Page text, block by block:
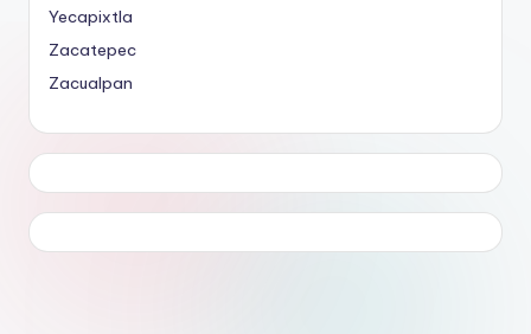
Yecapixtla
Zacatepec
Zacualpan